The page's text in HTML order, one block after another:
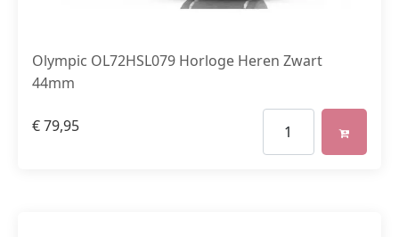
Olympic OL72HSL079 Horloge Heren Zwart
44mm
€79,95